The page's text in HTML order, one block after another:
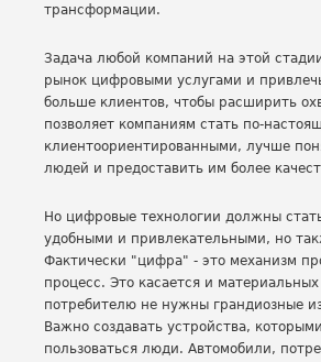
трансформации.
Задача любой компаний на этой
рынок цифровыми услугами и
больше клиентов, чтобы расширить
позволяет компаниям стать по-
клиентоориентированными, лучше
людей и предоставить им более
Но цифровые технологии должны
удобными и привлекательными, но
Фактически "цифра" - это механизм
процесс. Это касается и
потребителю не нужны грандиозные
Важно создавать устройства,
пользоваться люди. Автомобили,